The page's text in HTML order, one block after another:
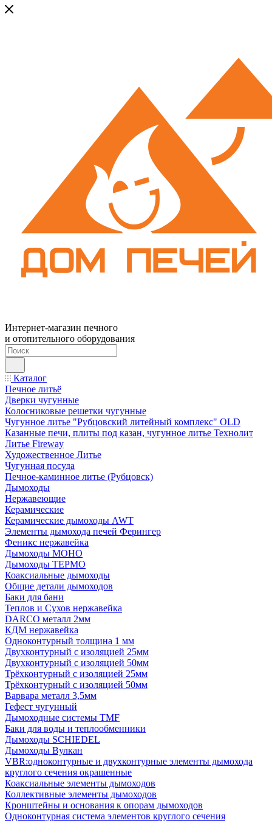
Интернет-магазин печного
и отопительного оборудования
Каталог
Печное литьё
Дверки чугунные
Колосниковые решетки чугунные
Чугунное литье "Рубцовский литейный комплекс" OLD
Казанные печи, плиты под казан, чугунное литье Технолит
Литье Fireway
Художественное Литье
Чугунная посуда
Печное-каминное литье (Рубцовск)
Дымоходы
Нержавеющие
Керамические
Керамические дымоходы AWT
Элементы дымохода печей Ферингер
Феникс нержавейка
Дымоходы МОНО
Дымоходы ТЕРМО
Коаксиальные дымоходы
Общие детали дымоходов
Баки для бани
Теплов и Сухов нержавейка
DARCO металл 2мм
КДМ нержавейка
Одноконтурный толщина 1 мм
Двухконтурный с изоляцией 25мм
Двухконтурный с изоляцией 50мм
Трёхконтурный с изоляцией 25мм
Трёхконтурный с изоляцией 50мм
Варвара металл 3,5мм
Гефест чугунный
Дымоходные системы TMF
Баки для воды и теплообменники
Дымоходы SCHIEDEL
Дымоходы Вулкан
VBR:одноконтурные и двухконтурные элементы дымохода
круглого сечения окрашенные
Коаксиальные элементы дымоходов
Коллективные элементы дымоходов
Кронштейны и основания к опорам дымоходов
Одноконтурная система элементов круглого сечения